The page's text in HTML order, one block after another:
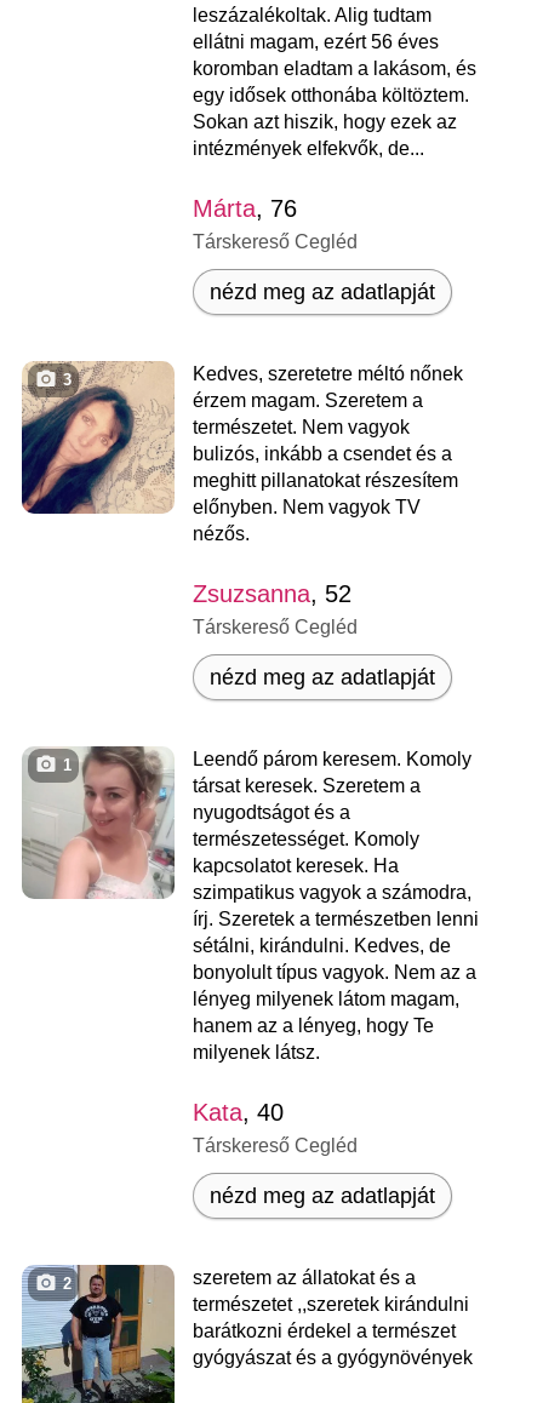
leszázalékoltak. Alig tudtam
ellátni magam, ezért 56 éves
koromban eladtam a lakásom, és
egy idősek otthonába költöztem.
Sokan azt hiszik, hogy ezek az
intézmények elfekvők, de...
Márta, 76
Társkereső Cegléd
nézd meg az adatlapját
3
Kedves, szeretetre méltó nőnek
érzem magam. Szeretem a
természetet. Nem vagyok
bulizós, inkább a csendet és a
meghitt pillanatokat részesítem
előnyben. Nem vagyok TV
nézős.
Zsuzsanna, 52
Társkereső Cegléd
nézd meg az adatlapját
1
Leendő párom keresem. Komoly
társat keresek. Szeretem a
nyugodtságot és a
természetességet. Komoly
kapcsolatot keresek. Ha
szimpatikus vagyok a számodra,
írj. Szeretek a természetben lenni
sétálni, kirándulni. Kedves, de
bonyolult típus vagyok. Nem az a
lényeg milyenek látom magam,
hanem az a lényeg, hogy Te
milyenek látsz.
Kata, 40
Társkereső Cegléd
nézd meg az adatlapját
2
szeretem az állatokat és a
természetet ,,szeretek kirándulni
barátkozni érdekel a természet
gyógyászat és a gyógynövények